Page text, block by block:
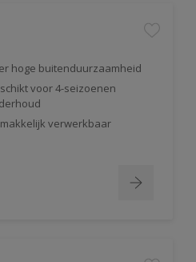
hoge buitenduurzaamheid
voor 4-seizoenen
verwerkbaar